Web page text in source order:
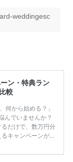
weddingesc
ン・特典ラン
較
何から始める？」
んでいませんか？
だけで、数万円分
キャンペーンがあ
しまうことも……。